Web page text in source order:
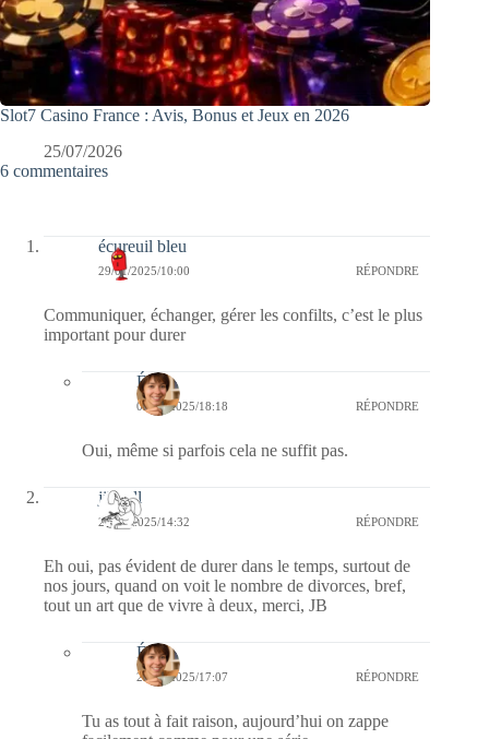
Slot7 Casino France : Avis, Bonus et Jeux en 2026
25/07/2026
6 commentaires
écureuil bleu
29/01/2025/10:00 RÉPONDRE
Communiquer, échanger, gérer les confilts, c’est le plus
important pour durer
Élise
03/02/2025/18:18 RÉPONDRE
Oui, même si parfois cela ne suffit pas.
jill bill
28/01/2025/14:32 RÉPONDRE
Eh oui, pas évident de durer dans le temps, surtout de
nos jours, quand on voit le nombre de divorces, bref,
tout un art que de vivre à deux, merci, JB
Élise
28/01/2025/17:07 RÉPONDRE
Tu as tout à fait raison, aujourd’hui on zappe